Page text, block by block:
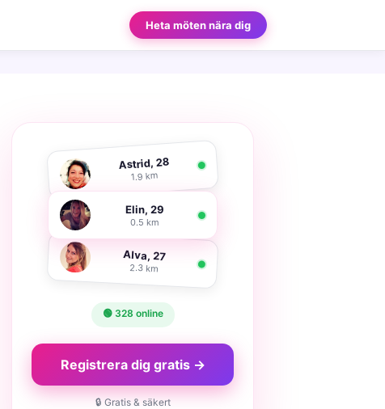
Heta möten nära dig
Astrid, 28
1.9 km
Elin, 29
0.5 km
Alva, 27
2.3 km
🟢 328 online
Registrera dig gratis →
🔒 Gratis & säkert